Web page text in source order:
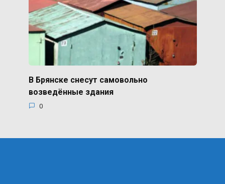
В Брянске снесут самовольно
возведённые здания
0